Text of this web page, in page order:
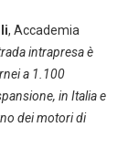
, Accademia
intrapresa è
a 1.100
in Italia e
dei motori di